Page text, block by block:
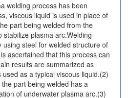
welding process has been
viscous liquid is used in place of
part being welded from the
plasma arc.Welding
steel for welded structure of
ascertained that this process can
results are summarized as
as a typical viscous liquid.(2)
part being welded has a
of underwater plasma arc.(3)